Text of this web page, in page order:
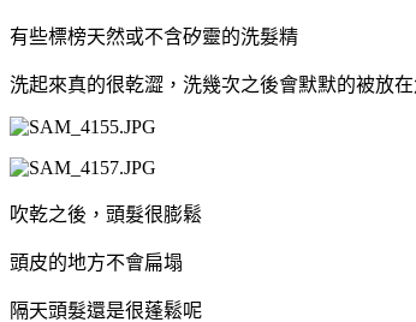
有些標榜天然或不含矽靈的洗髮精
洗起來真的很乾澀，洗幾次之後會默默的被放
吹乾之後，頭髮很膨鬆
頭皮的地方不會扁塌
隔天頭髮還是很蓬鬆呢